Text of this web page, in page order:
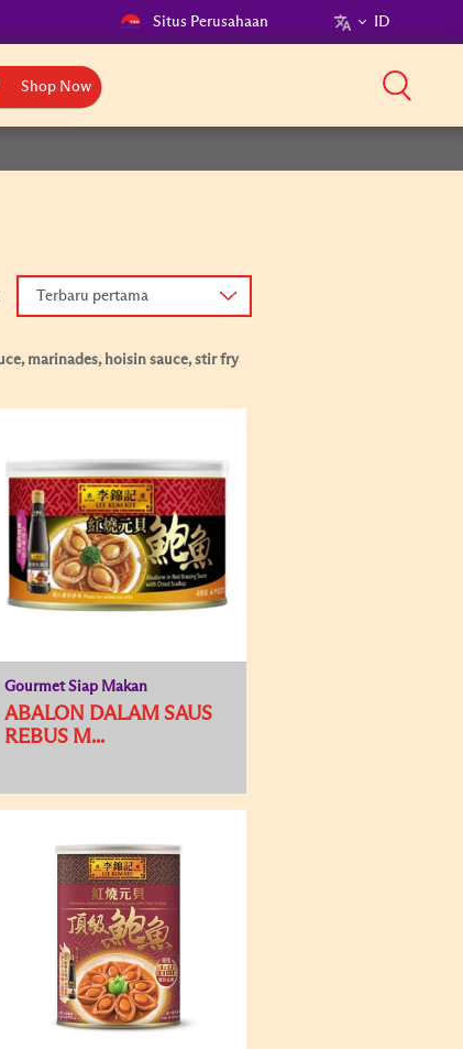
Situs Perusahaan ID
Shop Now
Terbaru pertama
marinades, hoisin sauce, stir fry
Gourmet Siap Makan
ABALON DALAM SAUS
REBUS M...